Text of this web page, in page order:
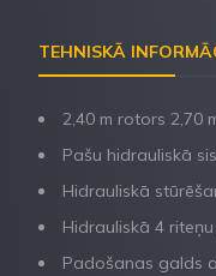
TEHNISKĀ
2,40 m rotors 2,70
Pašu hidrauliskā
Hidrauliskā
Hidrauliskā 4
Padošanas galds